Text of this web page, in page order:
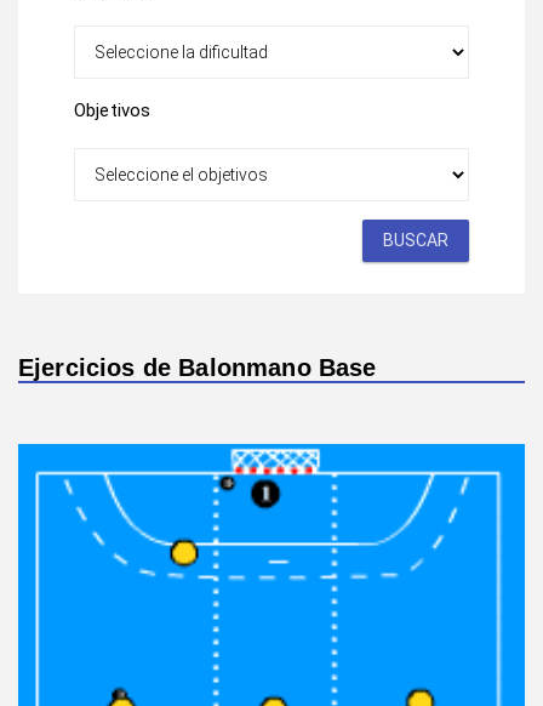
Objetivos
BUSCAR
Ejercicios de Balonmano Base